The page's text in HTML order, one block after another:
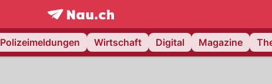
frontpage.NAU.ch
Polizeimeldungen Wirtschaft Digital Magazine